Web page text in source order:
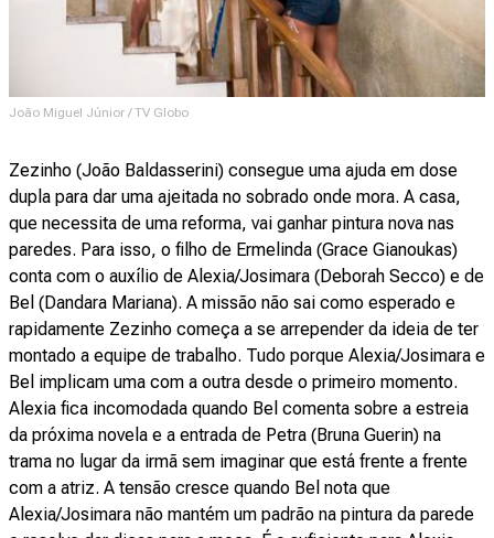
João Miguel Júnior / TV Globo
Zezinho (João Baldasserini) consegue uma ajuda em dose
dupla para dar uma ajeitada no sobrado onde mora. A casa,
que necessita de uma reforma, vai ganhar pintura nova nas
paredes. Para isso, o filho de Ermelinda (Grace Gianoukas)
conta com o auxílio de Alexia/Josimara (Deborah Secco) e de
Bel (Dandara Mariana). A missão não sai como esperado e
rapidamente Zezinho começa a se arrepender da ideia de ter
montado a equipe de trabalho. Tudo porque Alexia/Josimara e
Bel implicam uma com a outra desde o primeiro momento.
Alexia fica incomodada quando Bel comenta sobre a estreia
da próxima novela e a entrada de Petra (Bruna Guerin) na
trama no lugar da irmã sem imaginar que está frente a frente
com a atriz. A tensão cresce quando Bel nota que
Alexia/Josimara não mantém um padrão na pintura da parede